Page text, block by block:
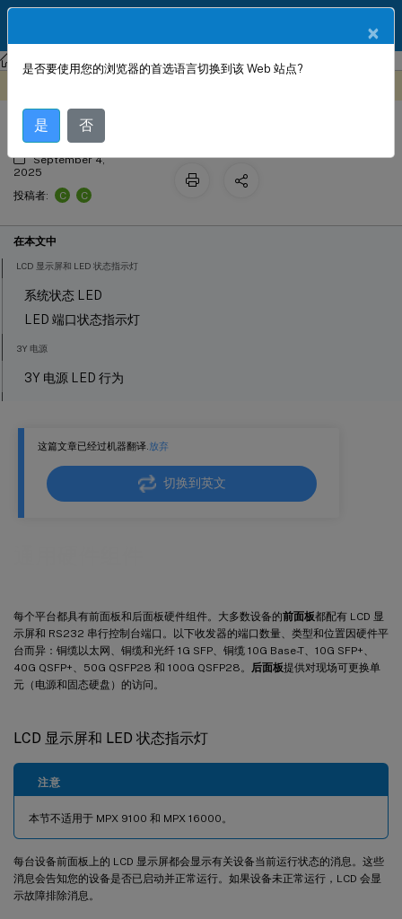
Citrix 硬件平台 NetScaler MPX
这篇文章已经过机器翻译.放弃
切换到英文
每个平台都具有前面板和后面板硬件组件。大多数设备的前面板都配有 LCD 显
示屏和 RS232 串行控制台端口。以下收发器的端口数量、类型和位置因硬件平
台而异：铜缆以太网、铜缆和光纤 1G SFP、铜缆 10G Base-T、10G SFP+、
40G QSFP+、50G QSFP28 和 100G QSFP28。
后面板提供对现场可更换单
元（电源和固态硬盘）的访问。
LCD 显示屏和 LED 状态指示灯
注意
本节不适用于 MPX 9100 和 MPX 16000。
每台设备前面板上的 LCD 显示屏都会显示有关设备当前运行状态的消息。这些
消息会告知您的设备是否已启动并正常运行。如果设备未正常运行，LCD 会显
示故障排除消息。
通用硬件组件
September 4,
2025
投稿者:
C C
在本文中
LCD 显示屏和 LED 状态指示灯
系统状态 LED
LED 端口状态指示灯
3Y 电源
3Y 电源 LED 行为
MPX 5900/8900 AcBel 450 W 电源 LED 行为
Flex 电源
铜缆以太网端口
管理端口
25G、40G、50G 和 100G 端口
1G 可插拔介质
短距离光纤 1G SFP 距离规格
短距离光纤 1G SFP 距离规格
长距离光纤 1G SFP 距离规格
长距离光纤 1G SFP 距离规格
×
是否要使用您的浏览器的首选语言切换到该 Web 站点?
是 否